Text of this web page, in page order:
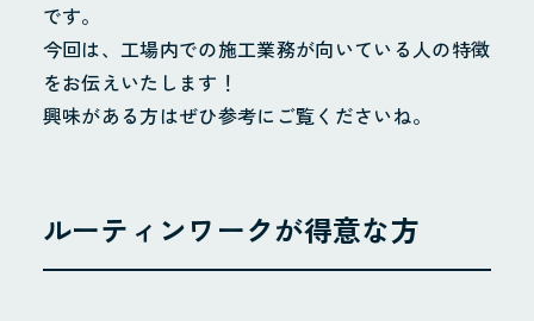
です。
今回は、工場内での施工業務が向いている人の特徴
をお伝えいたします！
興味がある方はぜひ参考にご覧くださいね。
ルーティンワークが得意な方